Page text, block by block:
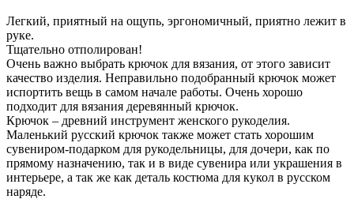
Легкий, приятный на ощупь, эргономичный, приятно лежит в
руке.
Тщательно отполирован!
Очень важно выбрать крючок для вязания, от этого зависит
качество изделия. Неправильно подобранный крючок может
испортить вещь в самом начале работы. Очень хорошо
подходит для вязания деревянный крючок.
Крючок – древний инструмент женского рукоделия.
Маленький русский крючок также может стать хорошим
сувениром-подарком для рукодельницы, для дочери, как по
прямому назначению, так и в виде сувенира или украшения в
интерьере, а так же как деталь костюма для кукол в русском
наряде.